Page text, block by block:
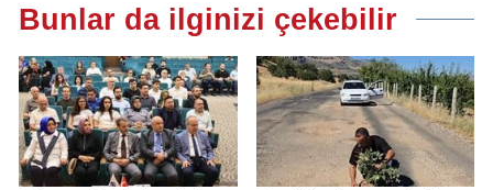
Bunlar da ilginizi çekebilir